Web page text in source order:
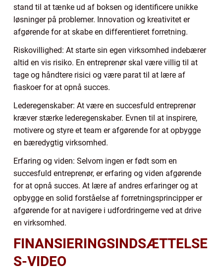
stand til at tænke ud af boksen og identificere unikke
løsninger på problemer. Innovation og kreativitet er
afgørende for at skabe en differentieret forretning.
Riskovillighed: At starte sin egen virksomhed indebærer
altid en vis risiko. En entreprenør skal være villig til at
tage og håndtere risici og være parat til at lære af
fiaskoer for at opnå succes.
Lederegenskaber: At være en succesfuld entreprenør
kræver stærke lederegenskaber. Evnen til at inspirere,
motivere og styre et team er afgørende for at opbygge
en bæredygtig virksomhed.
Erfaring og viden: Selvom ingen er født som en
succesfuld entreprenør, er erfaring og viden afgørende
for at opnå succes. At lære af andres erfaringer og at
opbygge en solid forståelse af forretningsprincipper er
afgørende for at navigere i udfordringerne ved at drive
en virksomhed.
FINANSIERINGSINDSÆTTELSE
S-VIDEO